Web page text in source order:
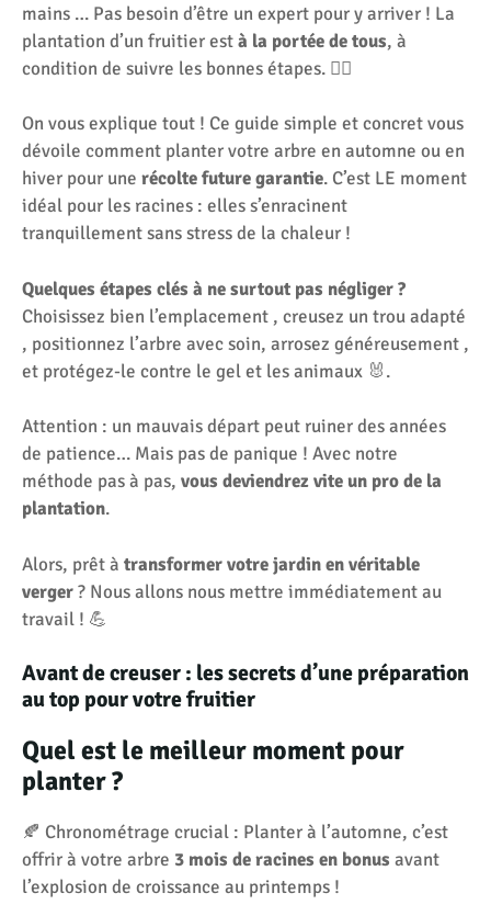
mains … Pas besoin d’être un expert pour y arriver ! La
plantation d’un fruitier està la portée de tous, à
condition de suivre les bonnes étapes. 🧗‍♂️
On vous explique tout ! Ce guide simple et concret vous
dévoile comment planter votre arbre en automne ou en
hiver pour une récolte future garantie. C’est LE moment
idéal pour les racines : elles s’enracinent
tranquillement sans stress de la chaleur !
Quelques étapes clés à ne surtout pas négliger ?
Choisissez bien l’emplacement , creusez un trou adapté
, positionnez l’arbre avec soin, arrosez généreusement ,
et protégez-le contre le gel et les animaux 🐰.
Attention : un mauvais départ peut ruiner des années
de patience… Mais pas de panique ! Avec notre
méthode pas à pas, vous deviendrez vite un pro de la
plantation.
Alors, prêt à transformer votre jardin en véritable
verger? Nous allons nous mettre immédiatement au
travail ! 💪
Avant de creuser : les secrets d’une préparation
au top pour votre fruitier
Quel est le meilleur moment pour
planter ?
🍂 Chronométrage crucial : Planter à l’automne, c’est
offrir à votre arbre 3 mois de racines en bonus avant
l’explosion de croissance au printemps !